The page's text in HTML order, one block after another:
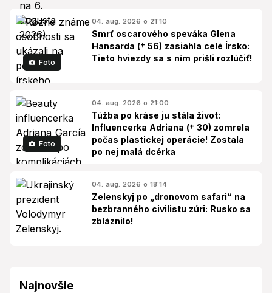
Foto
04. aug. 2026 o 21:10
Smrť oscarového speváka Glena
Hansarda († 56) zasiahla celé Írsko:
Tieto hviezdy sa s ním prišli rozlúčiť!
Foto
04. aug. 2026 o 21:00
Túžba po kráse ju stála život:
Influencerka Adriana († 30) zomrela
počas plastickej operácie! Zostala
po nej malá dcérka
04. aug. 2026 o 18:14
Zelenskyj po „dronovom safari“ na
bezbranného civilistu zúri: Rusko sa
zbláznilo!
Najnovšie